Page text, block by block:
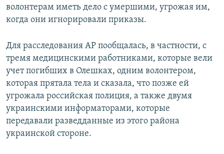
волонтерам иметь дело с умершими, угрожая им,
когда они игнорировали приказы.
Для расследования AP пообщалась, в частности, с
тремя медицинскими работниками, которые вели
учет погибших в Олешках, одним волонтером,
которая прятала тела и сказала, что позже ей
угрожала российская полиция, а также двумя
украинскими информаторами, которые
передавали разведданные из этого района
украинской стороне.